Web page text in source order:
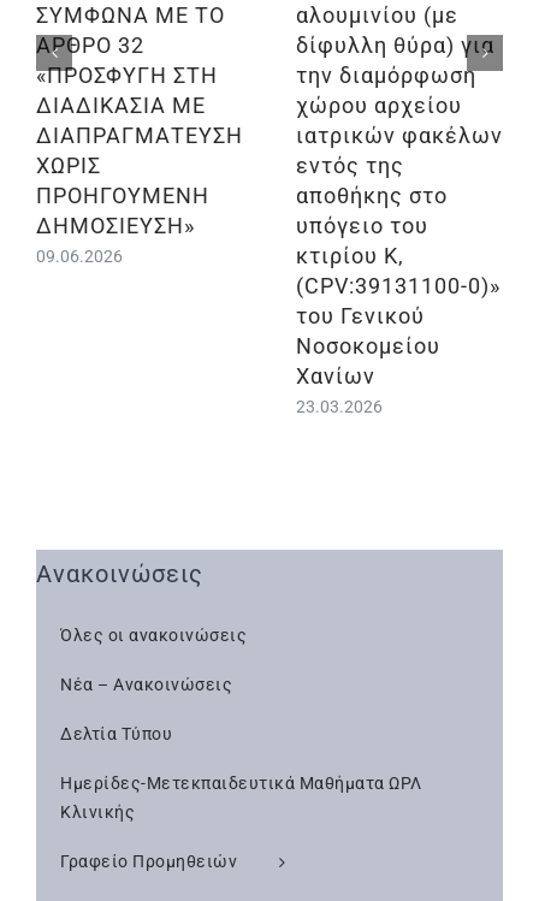
ΣΥΜΦΩΝΑ ΜΕ ΤΟ
ΑΡΘΡΟ 32
«ΠΡΟΣΦΥΓΗ ΣΤΗ
ΔΙΑΔΙΚΑΣΙΑ ΜΕ
ΔΙΑΠΡΑΓΜΑΤΕΥΣΗ
ΧΩΡΙΣ
ΠΡΟΗΓΟΥΜΕΝΗ
ΔΗΜΟΣΙΕΥΣΗ»
09.06.2026
αλουμινίου (με
δίφυλλη θύρα) για
την διαμόρφωση
χώρου αρχείου
ιατρικών φακέλων
εντός της
αποθήκης στο
υπόγειο του
κτιρίου Κ,
(CPV:39131100-0)»
του Γενικού
Νοσοκομείου
Χανίων
23.03.2026
Ανακοινώσεις
Όλες οι ανακοινώσεις
Νέα – Ανακοινώσεις
Δελτία Τύπου
Ημερίδες-Μετεκπαιδευτικά Μαθήματα ΩΡΛ
Κλινικής
Γραφείο Προμηθειών